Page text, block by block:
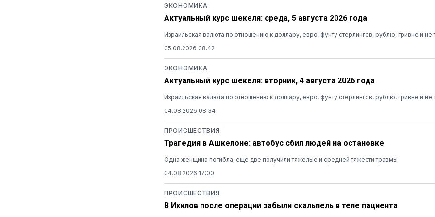
ЭКОНОМИКА
Актуальный курс шекеля: среда, 5 августа 2026 года
Израильская валюта по отношению к доллару, евро, фунту стерлингов, рублю, гривне и не
05.08.2026 08:42
ЭКОНОМИКА
Актуальный курс шекеля: вторник, 4 августа 2026 года
Израильская валюта по отношению к доллару, евро, фунту стерлингов, рублю, гривне и не
04.08.2026 08:34
ПРОИСШЕСТВИЯ
Трагедия в Ашкелоне: автобус сбил людей на остановке
Одна женщина погибла, еще две получили тяжелые и средней тяжести травмы
04.08.2026 17:00
ПРОИСШЕСТВИЯ
В Ихилов после операции забыли скальпель в теле пациента